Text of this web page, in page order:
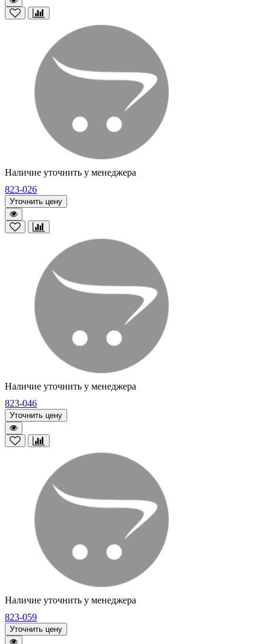
Наличие уточнить у менеджера
823-026
Уточнить цену
Наличие уточнить у менеджера
823-046
Уточнить цену
Наличие уточнить у менеджера
823-059
Уточнить цену